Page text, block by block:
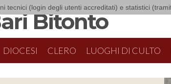
tecnici (login degli utenti accreditati) e statistici
Bitonto
DIOCESI CLERO LUOGHI DI CULTO